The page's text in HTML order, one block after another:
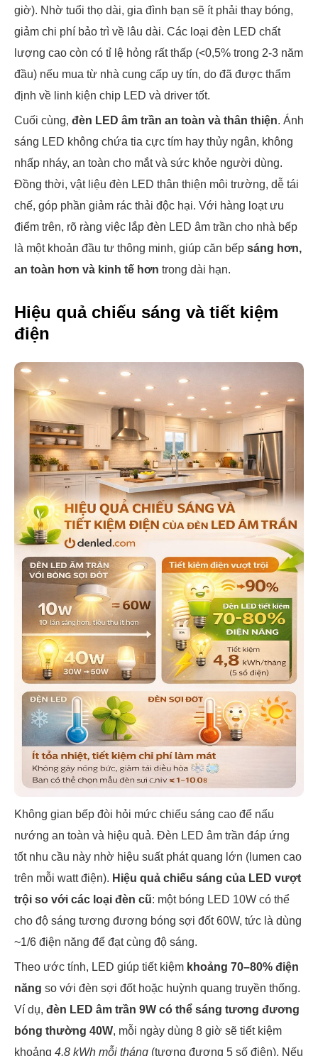
giờ). Nhờ tuổi thọ dài, gia đình bạn sẽ ít phải thay bóng,
giảm chi phí bảo trì về lâu dài. Các loại đèn LED chất
lượng cao còn có tỉ lệ hỏng rất thấp (<0,5% trong 2-3 năm
đầu) nếu mua từ nhà cung cấp uy tín, do đã được thẩm
định về linh kiện chip LED và driver tốt.
Cuối cùng, đèn LED âm trần an toàn và thân thiện. Ánh
sáng LED không chứa tia cực tím hay thủy ngân, không
nhấp nháy, an toàn cho mắt và sức khỏe người dùng.
Đồng thời, vật liệu đèn LED thân thiện môi trường, dễ tái
chế, góp phần giảm rác thải độc hại. Với hàng loạt ưu
điểm trên, rõ ràng việc lắp đèn LED âm trần cho nhà bếp
là một khoản đầu tư thông minh, giúp căn bếp sáng hơn,
an toàn hơn và kinh tế hơn trong dài hạn.
Hiệu quả chiếu sáng và tiết kiệm
điện
Không gian bếp đòi hỏi mức chiếu sáng cao để nấu
nướng an toàn và hiệu quả. Đèn LED âm trần đáp ứng
tốt nhu cầu này nhờ hiệu suất phát quang lớn (lumen cao
trên mỗi watt điện). Hiệu quả chiếu sáng của LED vượt
trội so với các loại đèn cũ: một bóng LED 10W có thể
cho độ sáng tương đương bóng sợi đốt 60W, tức là dùng
~1/6 điện năng để đạt cùng độ sáng.
Theo ước tính, LED giúp tiết kiệm khoảng 70–80% điện
năng so với đèn sợi đốt hoặc huỳnh quang truyền thống.
Ví dụ, đèn LED âm trần 9W có thể sáng tương đương
bóng thường 40W, mỗi ngày dùng 8 giờ sẽ tiết kiệm
khoảng 4,8 kWh mỗi tháng (tương đương 5 số điện). Nếu